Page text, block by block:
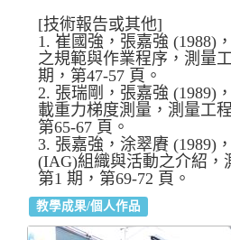
[技術報告或其他]
1. 崔國強，張嘉強 (1988)
之規範與作業程序，測量
期，第47-57 頁。
2. 張瑞剛，張嘉強 (1989)
載重力梯度測量，測量工
第65-67 頁。
3. 張嘉強，涂翠賡 (1989)
(IAG)組織與活動之介紹，
第1 期，第69-72 頁。
教學成果/個人作品